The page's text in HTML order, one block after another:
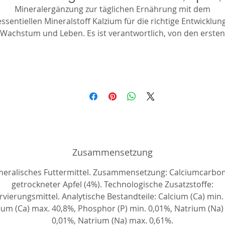
Mineralergänzung zur täglichen Ernährung mit dem
Mineralstoff Kalzium für die richtige
Wachstum und Leben. Es ist verantwortlich, von den ersten
Zusammensetzung
Futtermittel. Zusammensetzung:
getrockneter Apfel (4%). Technologische Zusatzstoffe:
Analytische Bestandteile: Calcium (Ca) min.
(Ca) max. 40,8%, Phosphor (P) min. 0,01%, Natrium
0,01%, Natrium (Na) max. 0,61%.